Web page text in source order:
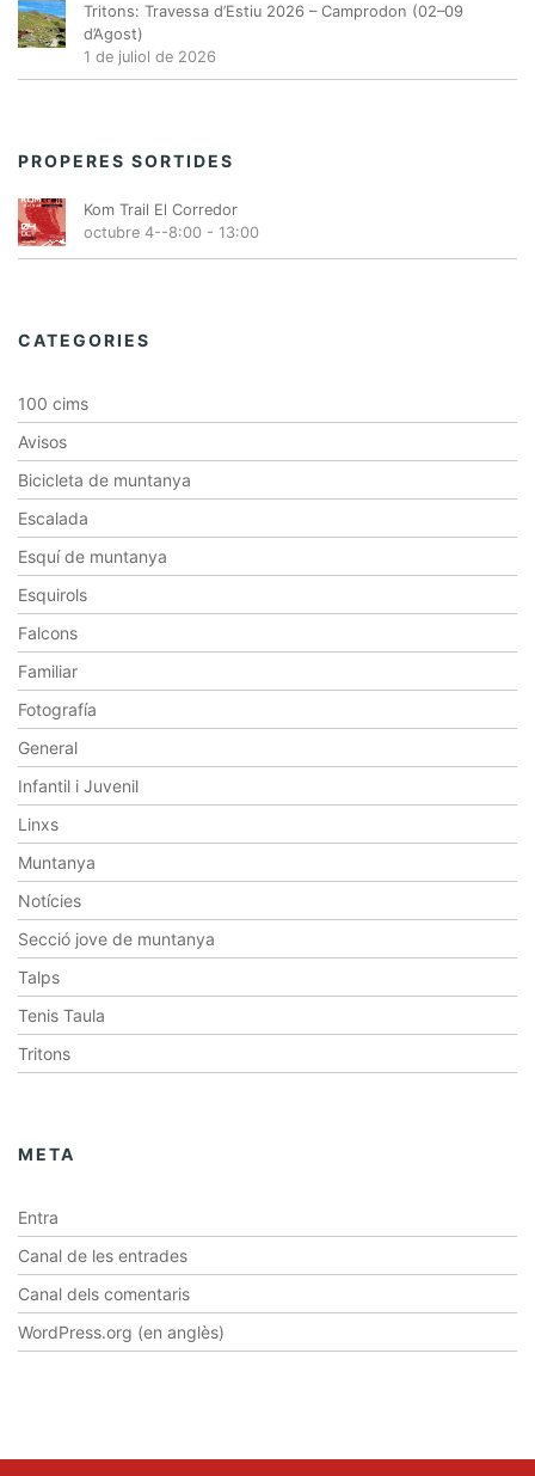
Tritons: Travessa d’Estiu 2026 – Camprodon (02–09
d’Agost)
1 de juliol de 2026
PROPERES SORTIDES
Kom Trail El Corredor
octubre 4--8:00 - 13:00
CATEGORIES
100 cims
Avisos
Bicicleta de muntanya
Escalada
Esquí de muntanya
Esquirols
Falcons
Familiar
Fotografía
General
Infantil i Juvenil
Linxs
Muntanya
Notícies
Secció jove de muntanya
Talps
Tenis Taula
Tritons
META
Entra
Canal de les entrades
Canal dels comentaris
WordPress.org (en anglès)